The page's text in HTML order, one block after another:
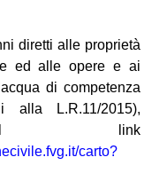
diretti alle proprietà
ed alle opere e ai
di competenza
L.R.11/2015),
al link
carto?